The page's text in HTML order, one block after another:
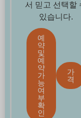
서 믿고 선택할
있습니다.
예
약
및
예
약
가
능
여
부
확
인
가
격